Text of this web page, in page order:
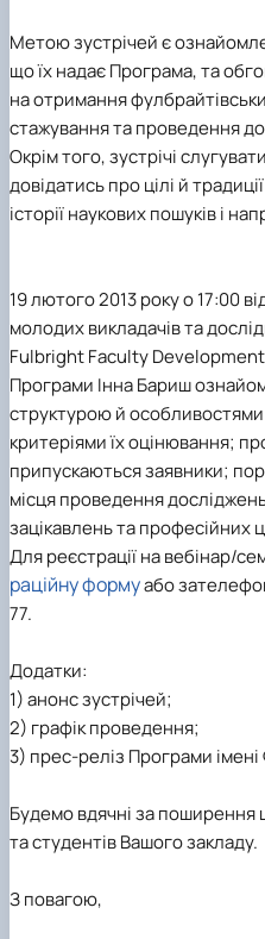
Наукові
Стартап
Форми
Патентно-
садово-
медицина»
Наукові видання
Звіт про
Наукові
Пам'ятка
заходів
Порядок
Монографії
Наука для
Каталог
«SEB-
Рада
2020»
Видатні
Звіт
Пам'яті
Почесні
Вибори
Програма
Державні
Офіційна
Антикорупційні
виявлення
Гендерна радниця
Контактна
Метою зустрічей є
що їх надає Програма, та
на отримання
стажування та проведення
Окрім того, зустрічі
довідатись про цілі й
історії наукових пошуків і
19 лютого 2013 року о 17:00
молодих викладачів та
Fulbright Faculty
Програми Інна Бариш
структурою й
критеріями їх оцінювання;
припускаються заявники;
місця проведення
зацікавлень та професійних
Для реєстрації на вебінар/
раційну формуабо
77.
Додатки:
1) анонс зустрічей;
2) графік проведення;
3) прес-реліз Програми
Будемо вдячні за поширення
та студентів Вашого закладу.
З повагою,